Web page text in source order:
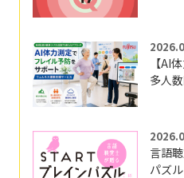
【AI
多人
言語
パズ